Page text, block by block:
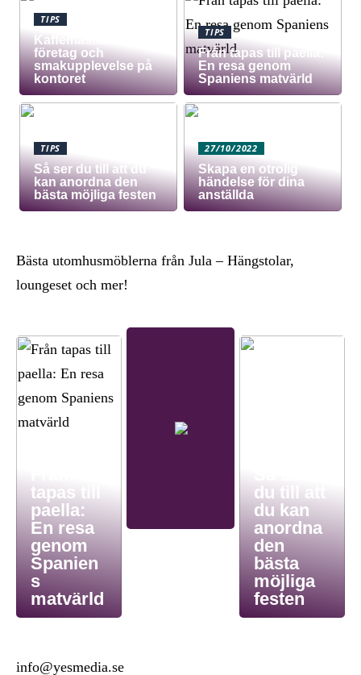
TIPS
Kaffemaskin för
företag och
smakupplevelse på
kontoret
TIPS
Från tapas till paella:
En resa genom
Spaniens matvärld
TIPS
Så ser du till att du
kan anordna den
bästa möjliga festen
27/10/2022
Skapa en otrolig
händelse för dina
anställda
Bästa utomhusmöblerna från Jula – Hängstolar,
loungeset och mer!
tapas till
paella:
En resa
genom
Spanien
s
matvärld
du till att
du kan
anordna
den
bästa
möjliga
festen
info@yesmedia.se